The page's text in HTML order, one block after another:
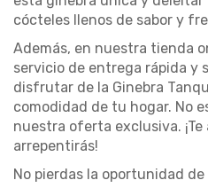
cócteles llenos de sabor y
Además, en nuestra tienda
servicio de entrega rápida y
disfrutar de la Ginebra
comodidad de tu hogar. No
nuestra oferta exclusiva.
arrepentirás!
No pierdas la oportunidad de